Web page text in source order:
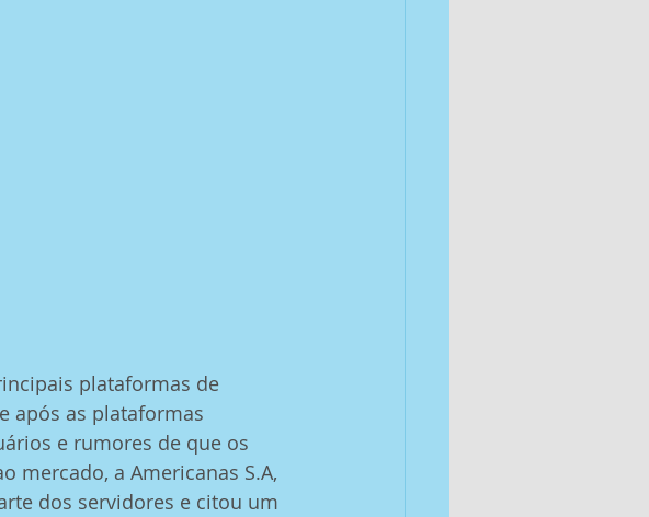
plataformas de
após as plataformas
e rumores de que os
mercado, a Americanas S.A,
dos servidores e citou um